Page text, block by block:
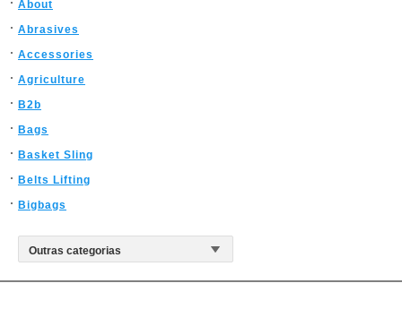
About
Abrasives
Accessories
Agriculture
B2b
Bags
Basket Sling
Belts Lifting
Bigbags